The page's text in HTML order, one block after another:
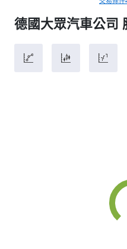
德國大眾汽車公司